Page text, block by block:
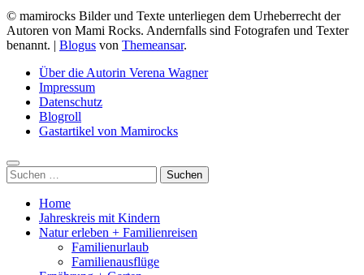
© mamirocks Bilder und Texte unterliegen dem Urheberrecht der
Autoren von Mami Rocks. Andernfalls sind Fotografen und Texter
benannt. | Blogus von Themeansar.
Über die Autorin Verena Wagner
Impressum
Datenschutz
Blogroll
Gastartikel von Mamirocks
Suchen
nach:
Home
Jahreskreis mit Kindern
Natur erleben + Familienreisen
Familienurlaub
Familienausflüge